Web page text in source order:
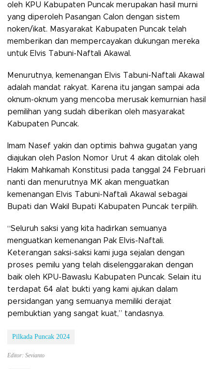
oleh KPU Kabupaten Puncak merupakan hasil murni
yang diperoleh Pasangan Calon dengan sistem
noken/ikat. Masyarakat Kabupaten Puncak telah
memberikan dan mempercayakan dukungan mereka
untuk Elvis Tabuni-Naftali Akawal.
Menurutnya, kemenangan Elvis Tabuni-Naftali Akawal
adalah mandat rakyat. Karena itu jangan sampai ada
oknum-oknum yang mencoba merusak kemurnian hasil
pemilihan yang sudah diberikan oleh masyarakat
Kabupaten Puncak.
Imam Nasef yakin dan optimis bahwa gugatan yang
diajukan oleh Paslon Nomor Urut 4 akan ditolak oleh
Hakim Mahkamah Konstitusi pada tanggal 24 Februari
nanti dan menurutnya MK akan menguatkan
kemenangan Elvis Tabuni-Naftali Akawal sebagai
Bupati dan Wakil Bupati Kabupaten Puncak terpilih.
“Seluruh saksi yang kita hadirkan semuanya
menguatkan kemenangan Pak Elvis-Naftali.
Keterangan saksi-saksi kami juga sejalan dengan
proses pemilu yang telah diselenggarakan dengan
baik oleh KPU-Bawaslu Kabupaten Puncak. Selain itu
terdapat 64 alat bukti yang kami ajukan dalam
persidangan yang semuanya memiliki derajat
pembuktian yang sangat kuat,” tandasnya.
Pilkada Puncak 2024
Editor: Sevianto